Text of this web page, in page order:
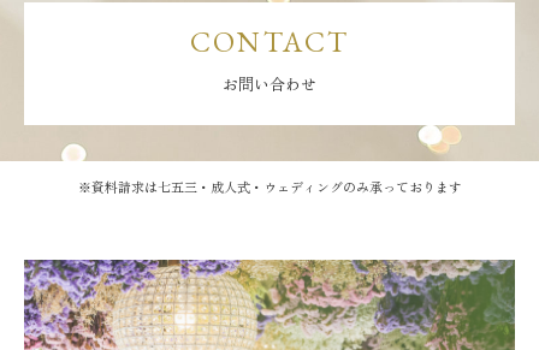
CONTACT
お問い合わせ
※資料請求は七五三・成人式・ウェディングのみ承っております